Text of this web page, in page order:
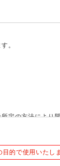
。
定の方法により
間を経過し、現
的で使用いたし